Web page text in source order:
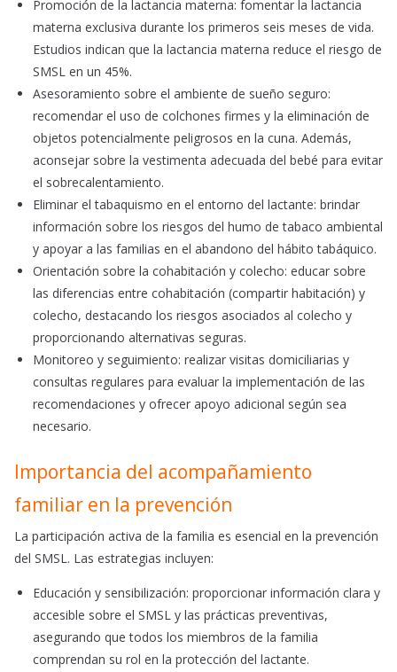
Promoción de la lactancia materna: fomentar la lactancia
materna exclusiva durante los primeros seis meses de vida.
Estudios indican que la lactancia materna reduce el riesgo de
SMSL en un 45%. ​
Asesoramiento sobre el ambiente de sueño seguro:
recomendar el uso de colchones firmes y la eliminación de
objetos potencialmente peligrosos en la cuna. Además,
aconsejar sobre la vestimenta adecuada del bebé para evitar
el sobrecalentamiento. ​
Eliminar el tabaquismo en el entorno del lactante: brindar
información sobre los riesgos del humo de tabaco ambiental
y apoyar a las familias en el abandono del hábito tabáquico. ​
Orientación sobre la cohabitación y colecho: educar sobre
las diferencias entre cohabitación (compartir habitación) y
colecho, destacando los riesgos asociados al colecho y
proporcionando alternativas seguras. ​
Monitoreo y seguimiento: realizar visitas domiciliarias y
consultas regulares para evaluar la implementación de las
recomendaciones y ofrecer apoyo adicional según sea
necesario.​
Importancia del acompañamiento
familiar en la prevención
La participación activa de la familia es esencial en la prevención
del SMSL. Las estrategias incluyen:
Educación y sensibilización: proporcionar información clara y
accesible sobre el SMSL y las prácticas preventivas,
asegurando que todos los miembros de la familia
comprendan su rol en la protección del lactante.​